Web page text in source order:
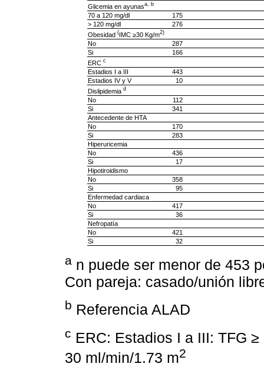
Glicemia en ayunasa, b
70 a 120 mg/dl
175
> 120 mg/dl
276
Obesidad (IMC ≥30 Kg/m2)
No
287
Si
166
ERC c
Estadios I a III
443
Estadios IV y V
10
Dislipidemia d
No
112
Si
341
Antecedente de HTA
No
170
Si
283
Hiperuricemia
No
436
Si
17
Hipotiroidismo
No
358
Si
95
Enfermedad cardiaca
No
417
Si
36
Nefropatía
No
421
Si
32
a n puede ser menor de 453
Con pareja: casado/unión
b Referencia ALAD
c ERC: Estadios I a III: TFG
30 ml/min/1.73 m2